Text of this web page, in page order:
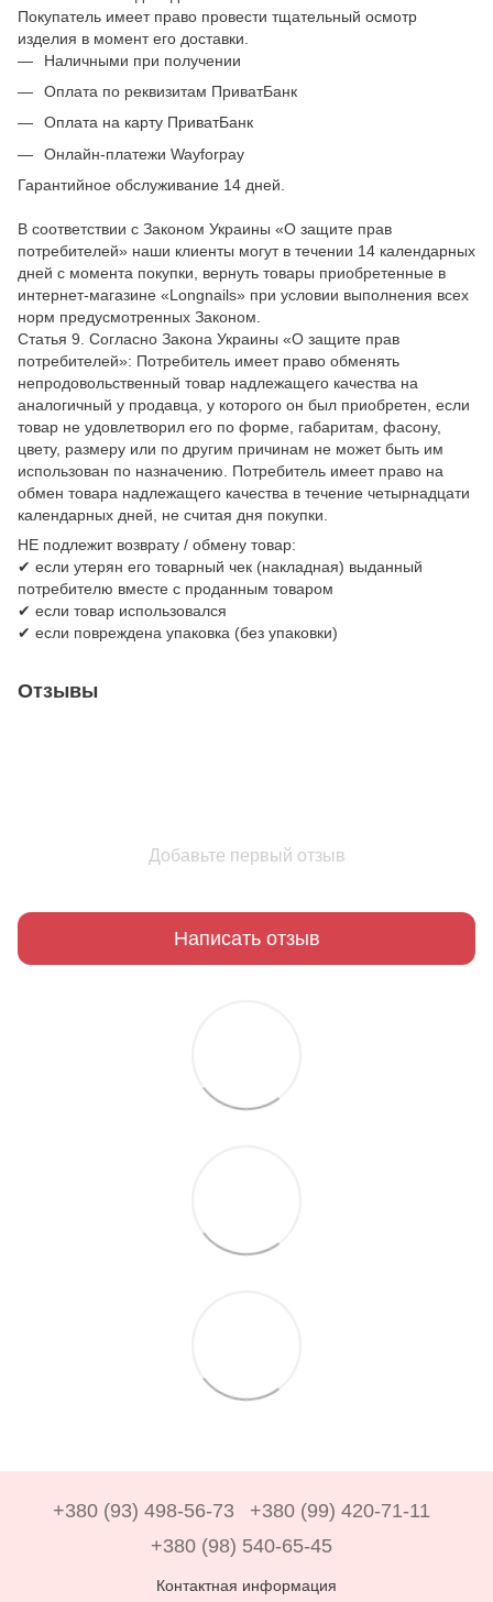
Покупатель имеет право провести тщательный осмотр
изделия в момент его доставки.
Наличными при получении
Оплата по реквизитам ПриватБанк
Оплата на карту ПриватБанк
Онлайн-платежи Wayforpay
Гарантийное обслуживание 14 дней.
В соответствии с Законом Украины «О защите прав
потребителей» наши клиенты могут в течении 14 календарных
дней с момента покупки, вернуть товары приобретенные в
интернет-магазине «Longnails» при условии выполнения всех
норм предусмотренных Законом.
Статья 9. Согласно Закона Украины «О защите прав
потребителей»: Потребитель имеет право обменять
непродовольственный товар надлежащего качества на
аналогичный у продавца, у которого он был приобретен, если
товар не удовлетворил его по форме, габаритам, фасону,
цвету, размеру или по другим причинам не может быть им
использован по назначению. Потребитель имеет право на
обмен товара надлежащего качества в течение четырнадцати
календарных дней, не считая дня покупки.
НЕ подлежит возврату / обмену товар:
✔ если утерян его товарный чек (накладная) выданный
потребителю вместе с проданным товаром
✔ если товар использовался
✔ если повреждена упаковка (без упаковки)
Отзывы
Добавьте первый отзыв
Написать отзыв
+380 (93) 498-56-73
+380 (99) 420-71-11
+380 (98) 540-65-45
Контактная информация